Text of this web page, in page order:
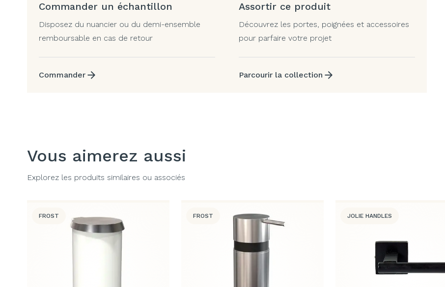
Commander un échantillon
Disposez du nuancier ou du demi-ensemble
remboursable en cas de retour
Commander
Assortir ce produit
Découvrez les portes, poignées et accessoires
pour parfaire votre projet
Parcourir la collection
Vous aimerez aussi
Explorez les produits similaires ou associés
FROST FROST JOLIE HANDLES